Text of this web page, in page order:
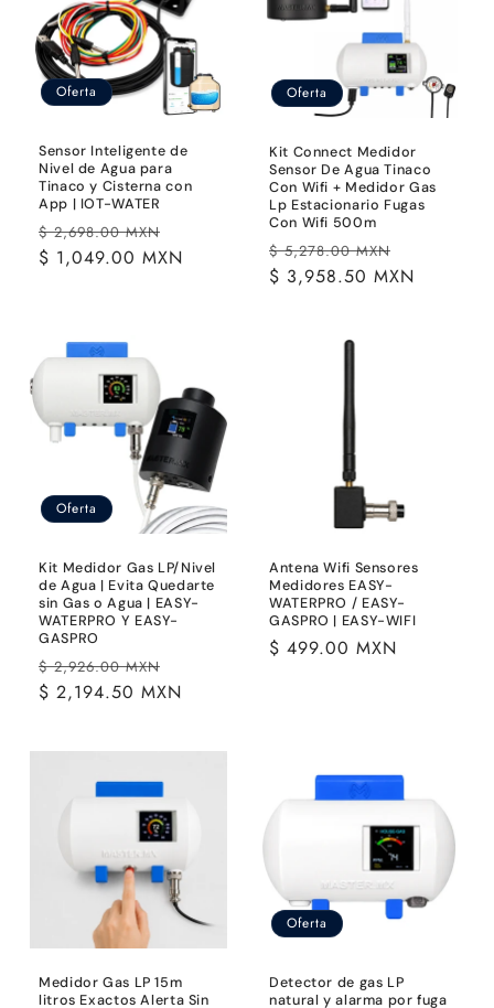
Oferta
Sensor Inteligente de
Nivel de Agua para
Tinaco y Cisterna con
App | IOT-WATER
Precio
habitual
$ 2,698.00 MXN
de
$ 1,049.00 MXN
Oferta
Kit Connect Medidor
Sensor De Agua Tinaco
Con Wifi + Medidor Gas
Lp Estacionario Fugas
Con Wifi 500m
Precio
habitual
$ 5,278.00 MXN
de
$ 3,958.50 MXN
Oferta
Kit Medidor Gas LP/Nivel
de Agua | Evita Quedarte
sin Gas o Agua | EASY-
WATERPRO Y EASY-
GASPRO
Precio
habitual
$ 2,926.00 MXN
de
$ 2,194.50 MXN
Antena Wifi Sensores
Medidores EASY-
WATERPRO / EASY-
GASPRO | EASY-WIFI
Precio
$ 499.00 MXN
Medidor Gas LP 15m
litros Exactos Alerta Sin
Oferta
Detector de gas LP
natural y alarma por fuga